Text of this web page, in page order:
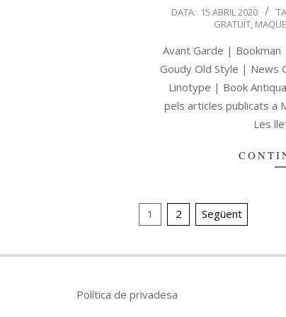
DATA: 15 ABRIL 2020
GRATUÏT
Avant Garde | Bookman
Goudy Old Style | News
Linotype | Book
pels articles publicats a
Les
1 2 Següent
Política de privadesa